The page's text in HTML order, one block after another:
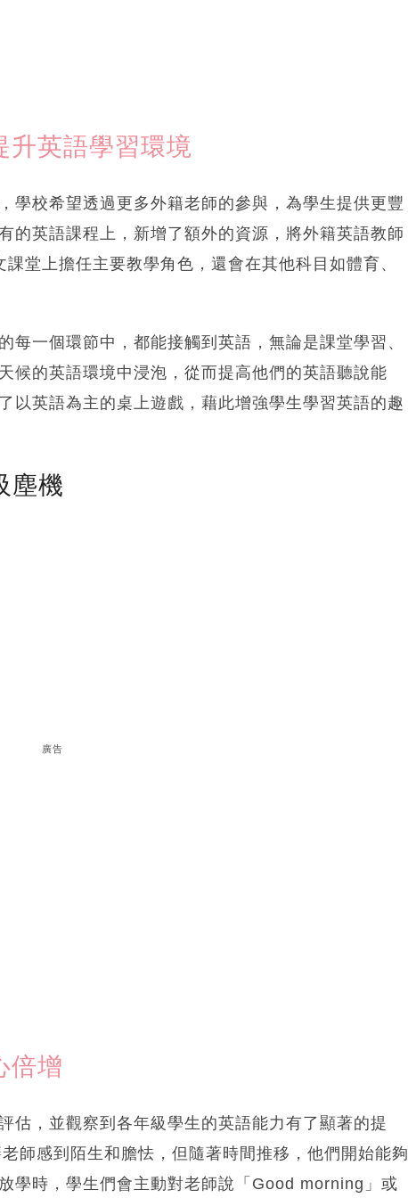
升英語學習環境
學校希望透過更多外籍老師的參與，為學生提供更豐
的英語課程上，新增了額外的資源，將外籍英語教師
堂上擔任主要教學角色，還會在其他科目如體育、
每一個環節中，都能接觸到英語，無論是課堂學習、
候的英語環境中浸泡，從而提高他們的英語聽說能
以英語為主的桌上遊戲，藉此增強學生學習英語的趣
塵機
廣告
倍增
估，並觀察到各年級學生的英語能力有了顯著的提
師感到陌生和膽怯，但隨著時間推移，他們開始能夠
學時，學生們會主動對老師說「Good morning」或